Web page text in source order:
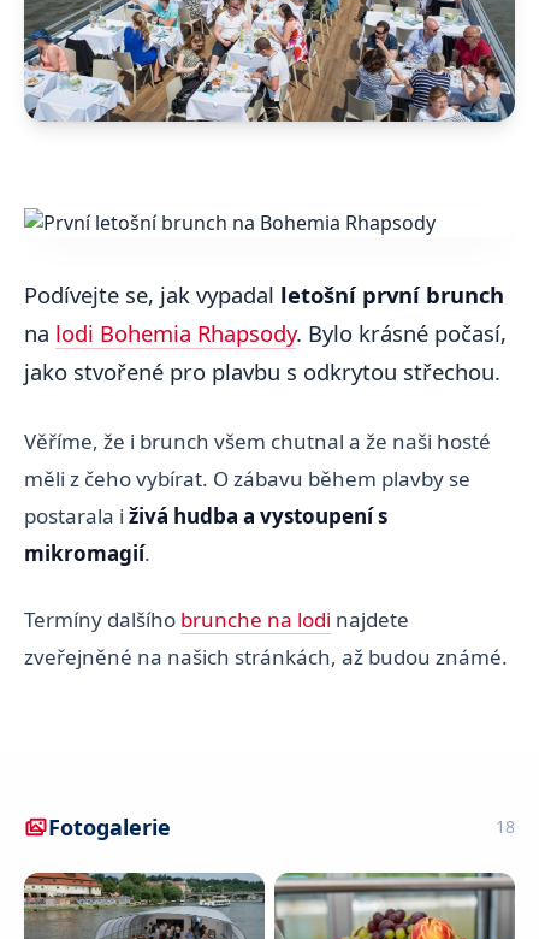
Podívejte se, jak vypadal letošní první brunch
na lodi Bohemia Rhapsody. Bylo krásné počasí,
jako stvořené pro plavbu s odkrytou střechou.
Věříme, že i brunch všem chutnal a že naši hosté
měli z čeho vybírat. O zábavu během plavby se
postarala i živá hudba a vystoupení s
mikromagií.
Termíny dalšího brunche na lodi najdete
zveřejněné na našich stránkách, až budou známé.
Fotogalerie 18